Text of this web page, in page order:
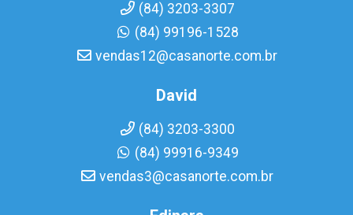
(84) 3203-3307
(84) 99196-1528
vendas12@casanorte.com.br
David
(84) 3203-3300
(84) 99916-9349
vendas3@casanorte.com.br